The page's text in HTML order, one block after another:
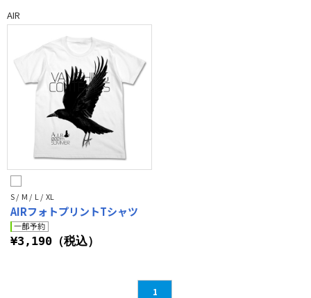
AIR
S / M / L / XL
AIRフォトプリントTシャツ
¥3,190（税込）
1